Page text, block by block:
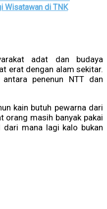
Wisatawan di TNK
adat dan budaya
erat dengan alam sekitar.
penenun NTT dan
kain butuh pewarna dari
orang masih banyak pakai
mana lagi kalo bukan